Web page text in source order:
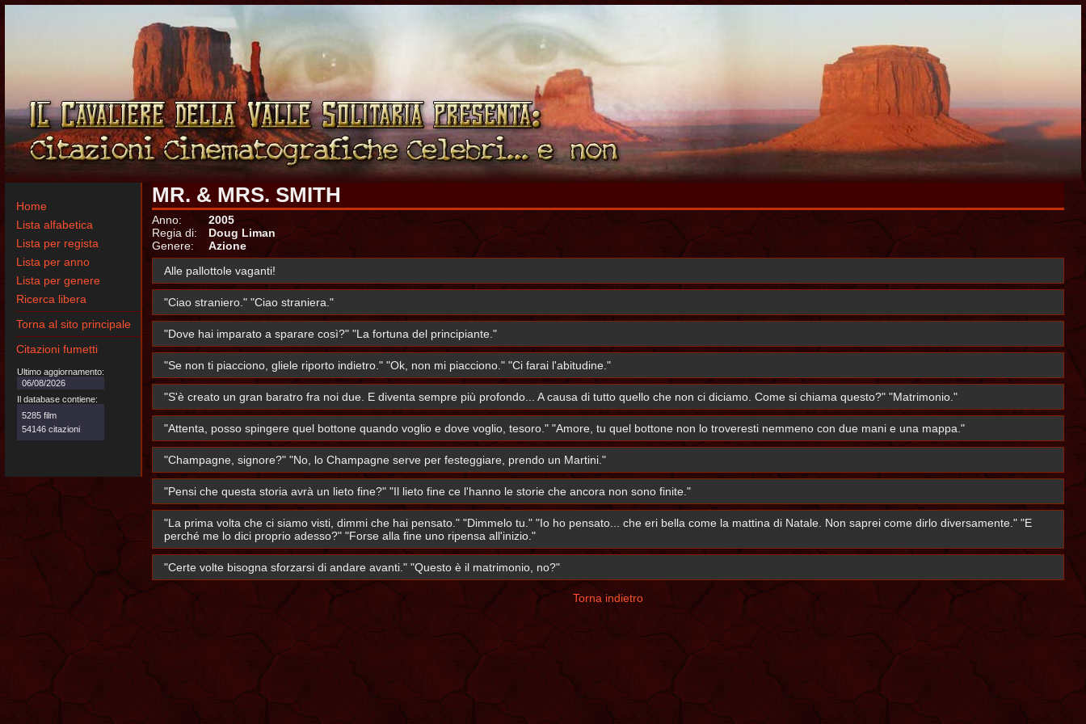
Home
Lista alfabetica
Lista per regista
Lista per anno
Lista per genere
Ricerca libera
Torna al sito principale
Citazioni fumetti
Ultimo aggiornamento:
06/08/2026
Il database contiene:
5285 film
54146 citazioni
MR. & MRS. SMITH
Anno:
2005
Regia di:
Doug Liman
Genere:
Azione
Alle pallottole vaganti!
"Ciao straniero." "Ciao straniera."
"Dove hai imparato a sparare così?" "La fortuna del principiante."
"Se non ti piacciono, gliele riporto indietro." "Ok, non mi piacciono." "Ci farai l'abitudine."
"S'è creato un gran baratro fra noi due. E diventa sempre più profondo... A causa di tutto quello che non ci diciamo. Come si chiama questo?" "Matrimonio."
"Attenta, posso spingere quel bottone quando voglio e dove voglio, tesoro." "Amore, tu quel bottone non lo troveresti nemmeno con due mani e una mappa."
"Champagne, signore?" "No, lo Champagne serve per festeggiare, prendo un Martini."
"Pensi che questa storia avrà un lieto fine?" "Il lieto fine ce l'hanno le storie che ancora non sono finite."
"La prima volta che ci siamo visti, dimmi che hai pensato." "Dimmelo tu." "Io ho pensato... che eri bella come la mattina di Natale. Non saprei come dirlo diversamente." "E
perché me lo dici proprio adesso?" "Forse alla fine uno ripensa all'inizio."
"Certe volte bisogna sforzarsi di andare avanti." "Questo è il matrimonio, no?"
Torna indietro